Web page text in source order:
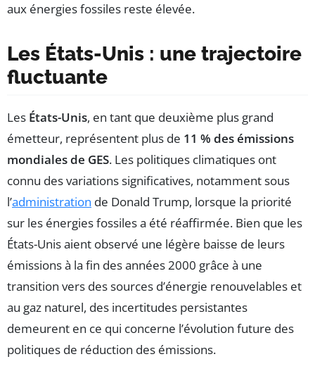
aux énergies fossiles reste élevée.
Les États-Unis : une trajectoire
fluctuante
Les États-Unis, en tant que deuxième plus grand
émetteur, représentent plus de 11 % des émissions
mondiales de GES. Les politiques climatiques ont
connu des variations significatives, notamment sous
l’administration de Donald Trump, lorsque la priorité
sur les énergies fossiles a été réaffirmée. Bien que les
États-Unis aient observé une légère baisse de leurs
émissions à la fin des années 2000 grâce à une
transition vers des sources d’énergie renouvelables et
au gaz naturel, des incertitudes persistantes
demeurent en ce qui concerne l’évolution future des
politiques de réduction des émissions.